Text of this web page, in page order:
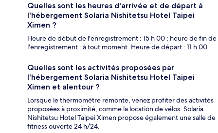
Quelles sont les heures d'arrivée et de départ à
l'hébergement Solaria Nishitetsu Hotel Taipei
Ximen ?
Heure de début de l'enregistrement : 15 h 00 ; heure de fin de
l'enregistrement : à tout moment. Heure de départ : 11 h 00.
Quelles sont les activités proposées par
l'hébergement Solaria Nishitetsu Hotel Taipei
Ximen et alentour ?
Lorsque le thermomètre remonte, venez profiter des activités
proposées à proximité, comme la location de vélos. Solaria
Nishitetsu Hotel Taipei Ximen propose également une salle de
fitness ouverte 24 h/24.